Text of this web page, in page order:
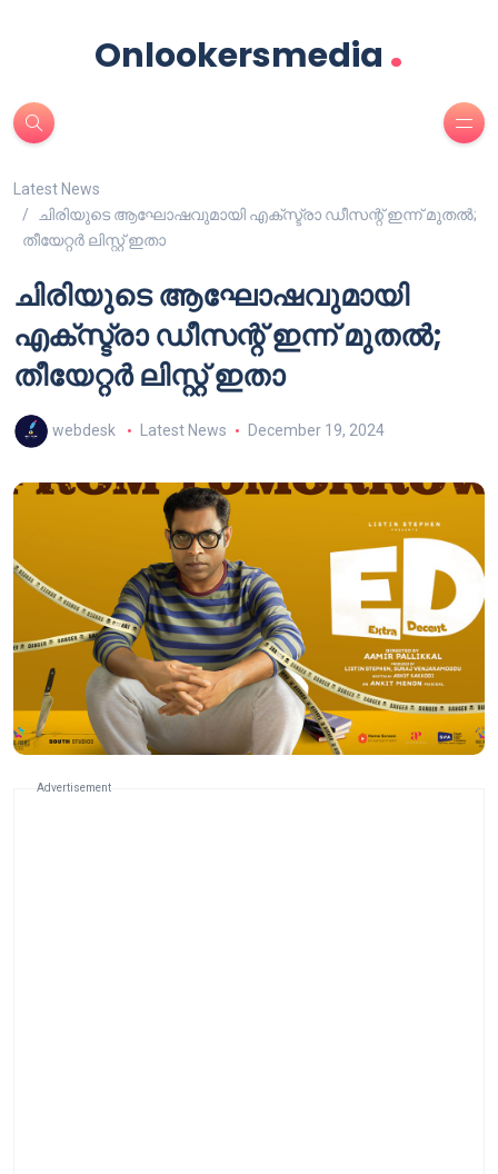
Onlookersmedia .
Latest News
ചിരിയുടെ ആഘോഷവുമായി എക്സ്ട്രാ ഡീസന്റ് ഇന്ന് മുതൽ;
തീയേറ്റർ ലിസ്റ്റ് ഇതാ
ചിരിയുടെ ആഘോഷവുമായി
എക്സ്ട്രാ ഡീസന്റ് ഇന്ന് മുതൽ;
തീയേറ്റർ ലിസ്റ്റ് ഇതാ
webdesk Latest News December 19, 2024
Advertisement